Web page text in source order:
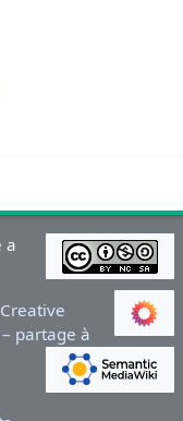
a
Creative
partage à